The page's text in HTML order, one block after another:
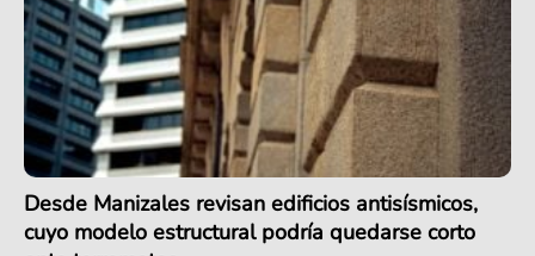
Desde Manizales revisan edificios antisísmicos,
cuyo modelo estructural podría quedarse corto